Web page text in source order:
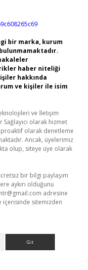
bir marka, kurum
haber niteliği
hakkında
ve kişiler ile isim
ve İletişim
Sağlayıcı olarak hizmet
olarak denetleme
Ancak, üyelerimiz
olup, siteye üye olarak
bir bilgi paylaşım
aykırı olduğunu
adresine
içerisinde sitemizden